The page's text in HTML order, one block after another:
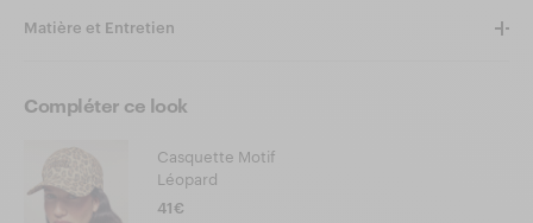
Matière et Entretien
Compléter ce look
Casquette Motif
Léopard
41€